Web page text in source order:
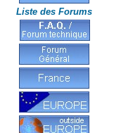
Liste des Forums